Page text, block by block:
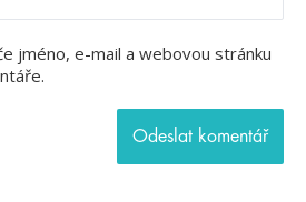
jméno, e-mail a webovou stránku